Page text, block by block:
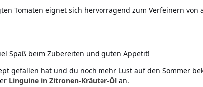
Tomaten eignet sich hervorragend zum Verfeinern von
Spaß beim Zubereiten und guten Appetit!
gefallen hat und du noch mehr Lust auf den Sommer
Linguine in Zitronen-Kräuter-Öl an.